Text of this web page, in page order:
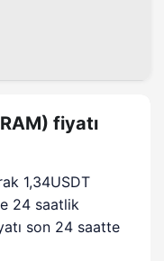
fiyatı
1,34USDT
24 saatlik
son 24 saatte